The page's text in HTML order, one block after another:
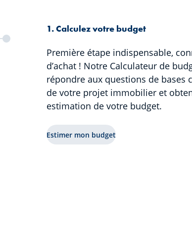
1. Calculez votre budget
Première étape indispensable,
d’achat ! Notre Calculateur de
répondre aux questions de bases
de votre projet immobilier et
estimation de votre budget.
Estimer mon budget